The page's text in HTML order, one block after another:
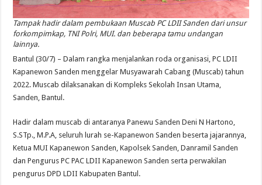
Tampak hadir dalam pembukaan Muscab PC LDII Sanden dari unsur
forkompimkap, TNI Polri, MUI. dan beberapa tamu undangan
lainnya.
Bantul (30/7) – Dalam rangka menjalankan roda organisasi, PC LDII
Kapanewon Sanden menggelar Musyawarah Cabang (Muscab) tahun
2022. Muscab dilaksanakan di Kompleks Sekolah Insan Utama,
Sanden, Bantul.
Hadir dalam muscab di antaranya Panewu Sanden Deni N Hartono,
S.STp., M.P.A, seluruh lurah se-Kapanewon Sanden beserta jajarannya,
Ketua MUI Kapanewon Sanden, Kapolsek Sanden, Danramil Sanden
dan Pengurus PC PAC LDII Kapanewon Sanden serta perwakilan
pengurus DPD LDII Kabupaten Bantul.